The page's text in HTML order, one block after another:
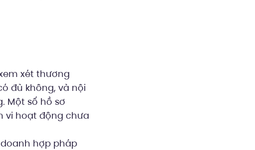
xét thương
đủ không, và nội
Một số hồ sơ
vi hoạt động chưa
hợp pháp